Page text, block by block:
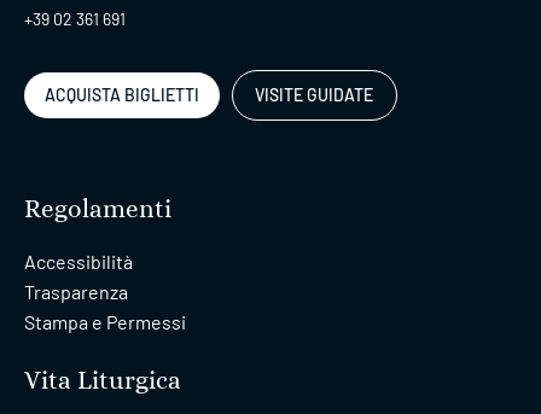
+39 02 361 691
ACQUISTA BIGLIETTI VISITE GUIDATE
Regolamenti
Accessibilità
Trasparenza
Stampa e Permessi
Vita Liturgica